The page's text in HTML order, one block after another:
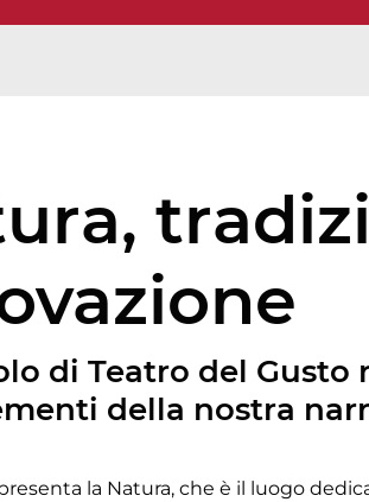
di Teatro del Gusto
della nostra
la Natura, che è il luogo